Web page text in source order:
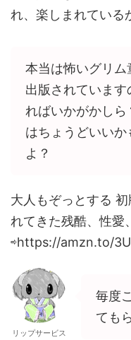
れ、楽しまれている
本当は怖いグリム
出版されていま
ればいかがかしら
はちょうどいいか
よ？
大人もぞっとする
れてきた残酷、性愛
⇨https://amzn.to/
リップサービス
毎度
ても